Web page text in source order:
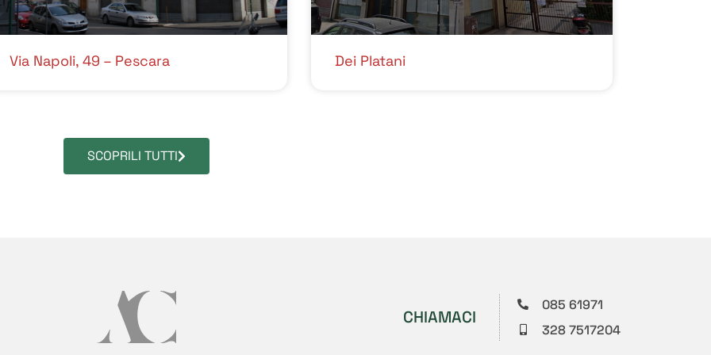
Via Napoli, 49 – Pescara Dei Platani
SCOPRILI TUTTI
CHIAMACI
085 61971
328 7517204